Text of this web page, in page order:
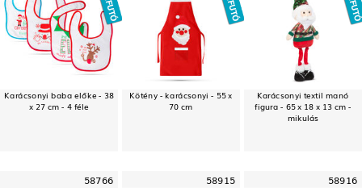
Karácsonyi baba előke - 38
x 27 cm - 4 féle
Kötény - karácsonyi - 55 x
70 cm
Karácsonyi textil manó
figura - 65 x 18 x 13 cm -
mikulás
58766 58915 58916